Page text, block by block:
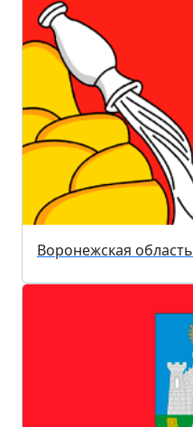
Воронежская область